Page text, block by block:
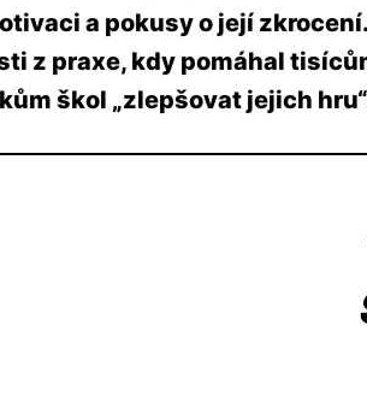
a pokusy o její
z praxe, kdy pomáhal
škol „zlepšovat jejich